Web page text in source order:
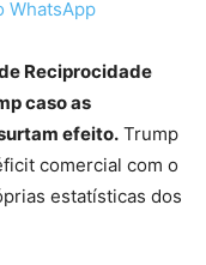
WhatsApp
Reciprocidade
caso as
efeito. Trump
comercial com o
estatísticas dos